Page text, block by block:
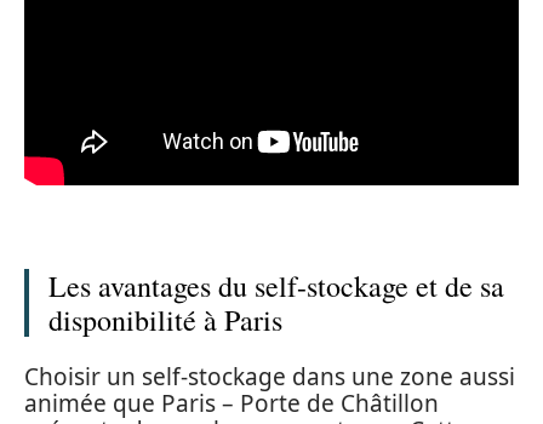
Les avantages du self-stockage et de sa
disponibilité à Paris
Choisir un self-stockage dans une zone aussi
animée que Paris – Porte de Châtillon